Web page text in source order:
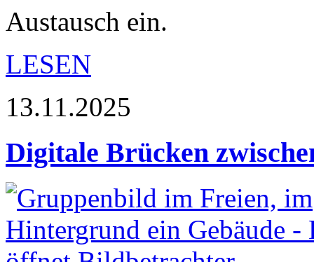
Austausch ein.
LESEN
13.11.2025
Digitale Brücken